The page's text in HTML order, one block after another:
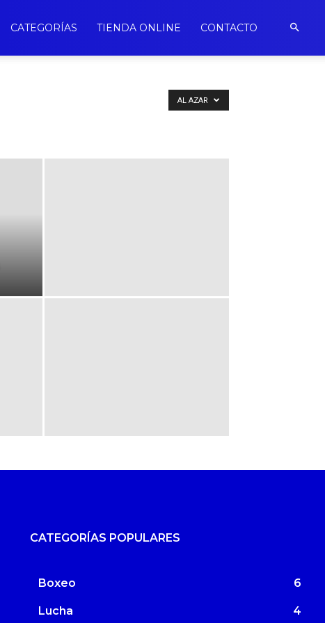
CATEGORÍAS TIENDA ONLINE CONTACTO
AL AZAR
CATEGORÍAS POPULARES
Boxeo 6
Lucha 4